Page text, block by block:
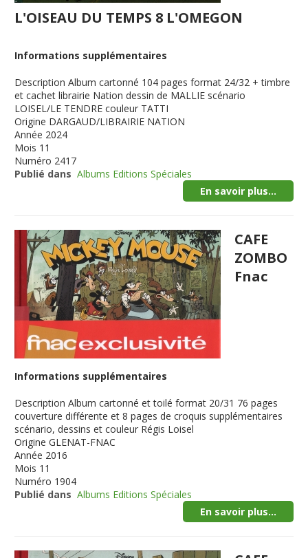
L'OISEAU DU TEMPS 8 L'OMEGON
Informations supplémentaires
Description Album cartonné 104 pages format 24/32 + timbre
et cachet librairie Nation dessin de MALLIE scénario
LOISEL/LE TENDRE couleur TATTI
Origine DARGAUD/LIBRAIRIE NATION
Année 2024
Mois 11
Numéro 2417
Publié dans Albums Editions Spéciales
En savoir plus...
CAFE
ZOMBO
Fnac
Informations supplémentaires
Description Album cartonné et toilé format 20/31 76 pages
couverture différente et 8 pages de croquis supplémentaires
scénario, dessins et couleur Régis Loisel
Origine GLENAT-FNAC
Année 2016
Mois 11
Numéro 1904
Publié dans Albums Editions Spéciales
En savoir plus...